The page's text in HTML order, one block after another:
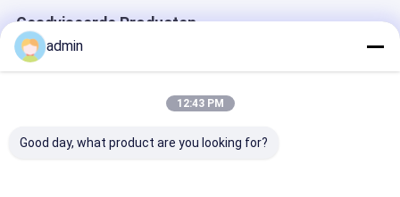
Geadviseerde Producten
admin
12:43 PM
Good day, what product are you looking for?